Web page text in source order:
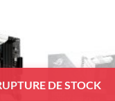
DE STOCK